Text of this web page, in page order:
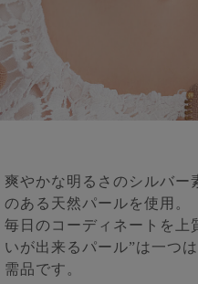
爽やかな明るさのシルバー
のある天然パールを使用。
毎日のコーディネートを上
いが出来るパール”は一つ
需品です。